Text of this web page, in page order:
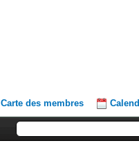
Carte des membres